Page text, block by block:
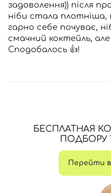
задоволення)) після
ніби стала плотніша,
гарно себе почуває,
смачний коктейль, але
Сподобалось 👍!
БЕСПЛАТНАЯ
ПОДБОРУ
Перейти